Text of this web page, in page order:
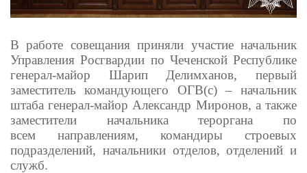
В работе совещания приняли участие начальник
Управления Росгвардии по Чеченской Республике
генерал-майор Шарип Делимханов, первый
заместитель командующего ОГВ(с) – начальник
штаба генерал-майор Александр Миронов, а также
заместители начальника тероргана по
всем направлениям, командиры строевых
подразделений, начальники отделов, отделений и
служб.